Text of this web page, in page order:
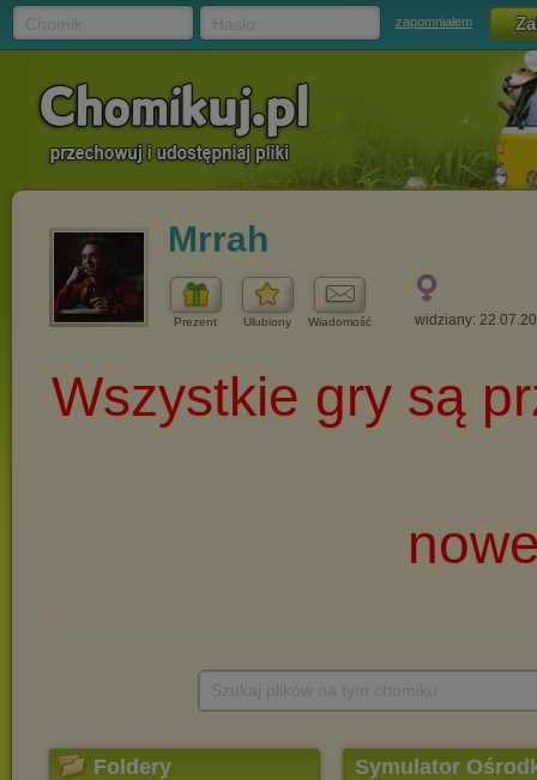
zapomniałem
Mrrah
Prezent Ulubiony Wiadomość widziany:
Foldery Symulator